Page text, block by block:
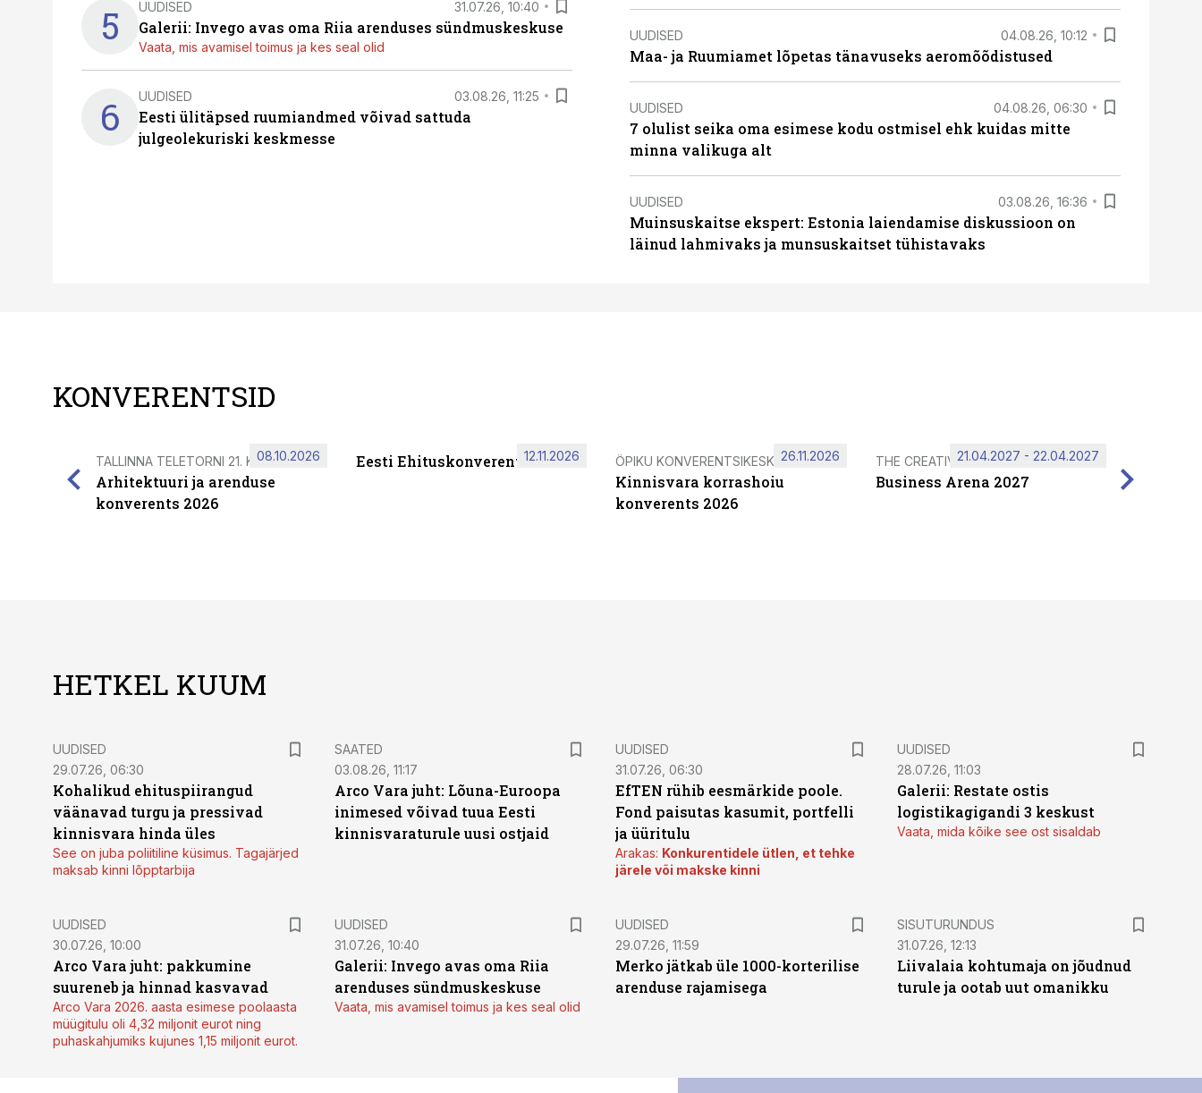
5 UUDISED 31.07.26, 10:40
Galerii: Invego avas oma Riia arenduses sündmuskeskuse
Vaata, mis avamisel toimus ja kes seal olid
6 UUDISED 03.08.26, 11:25
Eesti ülitäpsed ruumiandmed võivad sattuda
julgeolekuriski keskmesse
UUDISED 04.08.26, 10:12
Maa- ja Ruumiamet lõpetas tänavuseks aeromõõdistused
UUDISED 04.08.26, 06:30
7 olulist seika oma esimese kodu ostmisel ehk kuidas mitte
minna valikuga alt
UUDISED 03.08.26, 16:36
Muinsuskaitse ekspert: Estonia laiendamise diskussioon on
läinud lahmivaks ja munsuskaitset tühistavaks
KONVERENTSID
TALLINNA TELETORNI 21. KORRUSEL
Arhitektuuri ja arenduse
konverents 2026
08.10.2026 Eesti Ehituskonverents 2026
12.11.2026 ÖPIKU KONVERENTSIKESKUS
Kinnisvara korrashoiu
konverents 2026
26.11.2026 THE CREATIVE HUB
Business Arena 2027
21.04.2027 - 22.04.2027
HETKEL KUUM
UUDISED
29.07.26, 06:30
Kohalikud ehituspiirangud
väänavad turgu ja pressivad
kinnisvara hinda üles
See on juba poliitiline küsimus. Tagajärjed
maksab kinni lõpptarbija
SAATED
03.08.26, 11:17
Arco Vara juht: Lõuna-Euroopa
inimesed võivad tuua Eesti
kinnisvaraturule uusi ostjaid
UUDISED
31.07.26, 06:30
EfTEN rühib eesmärkide poole.
Fond paisutas kasumit, portfelli
ja üüritulu
Arakas: Konkurentidele ütlen, et tehke
järele või makske kinni
UUDISED
28.07.26, 11:03
Galerii: Restate ostis
logistikagigandi 3 keskust
Vaata, mida kõike see ost sisaldab
UUDISED
30.07.26, 10:00
Arco Vara juht: pakkumine
suureneb ja hinnad kasvavad
Arco Vara 2026. aasta esimese poolaasta
müügitulu oli 4,32 miljonit eurot ning
puhaskahjumiks kujunes 1,15 miljonit eurot.
UUDISED
31.07.26, 10:40
Galerii: Invego avas oma Riia
arenduses sündmuskeskuse
Vaata, mis avamisel toimus ja kes seal olid
UUDISED
29.07.26, 11:59
Merko jätkab üle 1000-korterilise
arenduse rajamisega
ST
SISUTURUNDUS
31.07.26, 12:13
Liivalaia kohtumaja on jõudnud
turule ja ootab uut omanikku